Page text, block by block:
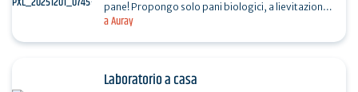
a Auray
pane! Propongo solo pani biologici, a lievitazione
naturale e impastati a mano, prodotti con farine…
Laboratorio a casa